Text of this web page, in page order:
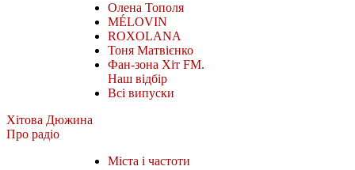
Олена Тополя
MÉLOVIN
ROXOLANA
Тоня Матвієнко
Фан-зона Хіт FM.
Наш відбір
Всі випуски
Хітова Дюжина
Про радіо
Міста і частоти